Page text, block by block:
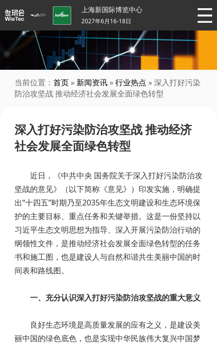
上海新国际博览中心
2027年6月16-18日
当前位置： 首页 » 新闻资讯 »行业热点 » 深入打好污染
防治攻坚战 推动经济社会发展全面绿色转型
深入打好污染防治攻坚战 推动经济
社会发展全面绿色转型
近日，《中共中央 国务院关于深入打好污染防治攻
坚战的意见》（以下简称《意见》）印发实施，明确提
出“十四五”时期乃至2035年生态文明建设和生态环境保
护的主要目标、重点任务和关键举措。这是一份坚持以
习近平生态文明思想为指导、深入开展污染防治行动的
纲领性文件，是推动经济社会发展全面绿色转型的任务
书和施工图，也是建设人与自然和谐共生美丽中国的时
间表和路线图。
一、充分认识深入打好污染防治攻坚战的重大意义
良好生态环境是高质量发展的应有之义，是建设美
丽中国的绿色底色，也是实现中华民族伟大复兴中国梦